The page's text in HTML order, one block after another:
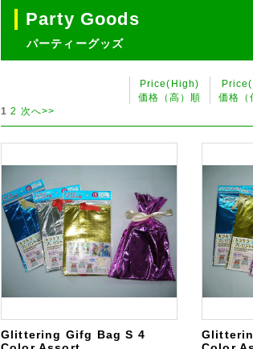
Party Goods
パーティーグッズ
Price(High)
価格（高）順
価格（
1 2 次へ>>
Glittering Gifg Bag S 4